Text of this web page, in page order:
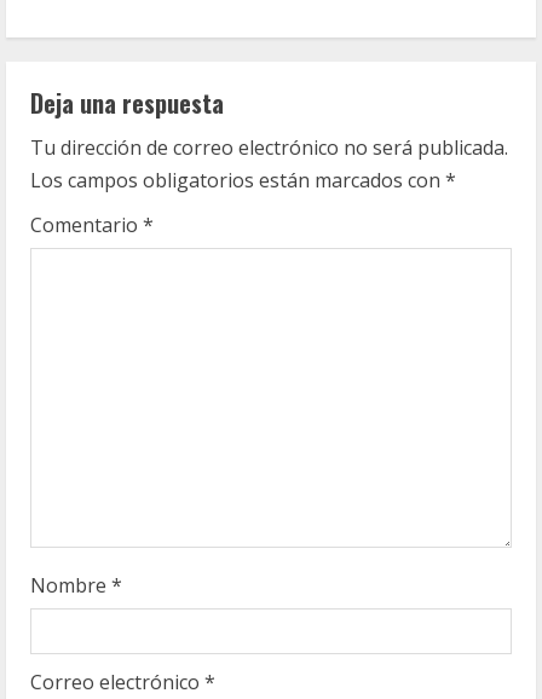
u
e
R
e
Deja una respuesta
Tu dirección de correo electrónico no será publicada.
Los campos obligatorios están marcados con *
Comentario *
Nombre *
Correo electrónico *